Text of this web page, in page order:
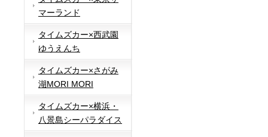
マーランド
タイムズカー×西武園
ゆうえんち
タイムズカー×さがみ
湖MORI MORI
タイムズカー×横浜・
八景島シーパラダイス